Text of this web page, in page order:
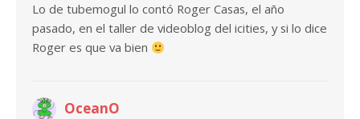
Lo de tubemogul lo contó Roger Casas, el año
pasado, en el taller de videoblog del icities, y si lo dice
Roger es que va bien
OceanO